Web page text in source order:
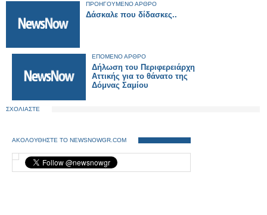
ΠΡΟΗΓΟΥΜΕΝΟ ΑΡΘΡΟ
Δάσκαλε που δίδασκες..
ΕΠΟΜΕΝΟ ΑΡΘΡΟ
Δήλωση του Περιφερειάρχη
Αττικής για το θάνατο της
Δόμνας Σαμίου
ΣΧΟΛΙΑΣΤΕ
ΑΚΟΛΟΥΘΗΣΤΕ ΤΟ NEWSNOWGR.COM